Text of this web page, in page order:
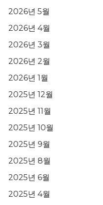
2026년 5월
2026년 4월
2026년 3월
2026년 2월
2026년 1월
2025년 12월
2025년 11월
2025년 10월
2025년 9월
2025년 8월
2025년 6월
2025년 4월